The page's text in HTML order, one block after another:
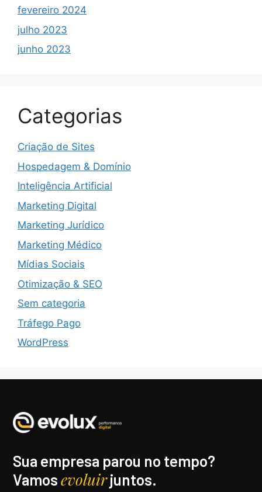
fevereiro 2024
julho 2023
junho 2023
Categorias
Criação de Sites
Hospedagem & Domínio
Inteligência Artificial
Marketing Digital
Marketing Jurídico
Marketing Médico
Mídias Sociais
Otimização & SEO
Sem categoria
Tráfego Pago
WordPress
Sua empresa parou no tempo?
Vamosevoluirjuntos.